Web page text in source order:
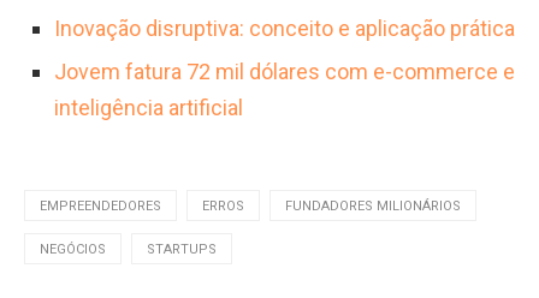
Inovação disruptiva: conceito e aplicação prática
Jovem fatura 72 mil dólares com e-commerce e
inteligência artificial
EMPREENDEDORES ERROS FUNDADORES MILIONÁRIOS
NEGÓCIOS STARTUPS